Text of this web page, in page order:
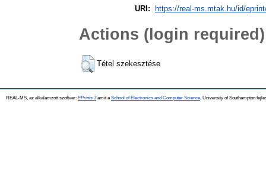
URI:
https://real-ms.mtak.hu/id/
Actions (login required)
Tétel szekesztése
REAL-MS, az alkalamzott szoftver: EPrints 3amit a School of Electronics and Computer Science , University of Southampton